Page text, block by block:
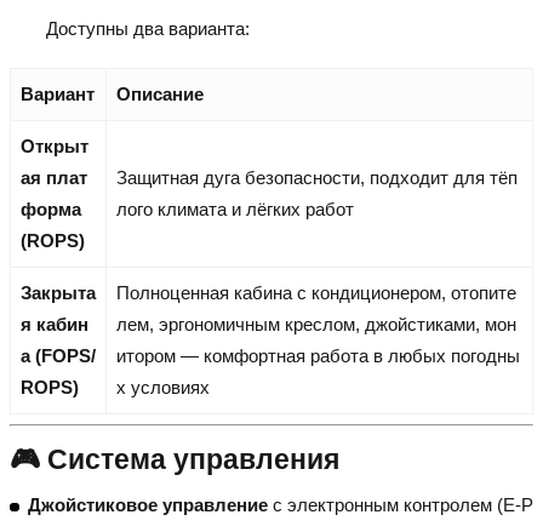
Доступны два варианта:
Вариант Описание
Открыт
ая плат
форма
(ROPS)
Защитная дуга безопасности, подходит для тёп
лого климата и лёгких работ
Закрыта
я кабин
а (FOPS/
ROPS)
Полноценная кабина с кондиционером, отопите
лем, эргономичным креслом, джойстиками, мон
итором — комфортная работа в любых погодны
х условиях
🎮 Система управления
Джойстиковое управление с электронным контролем (E-P